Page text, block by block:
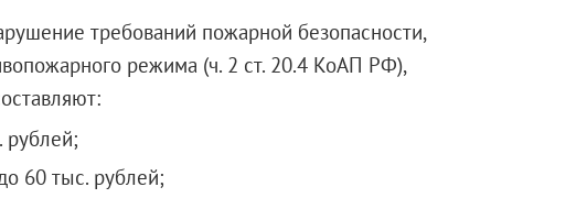
требований пожарной безопасности,
режима (ч. 2 ст. 20.4 КоАП РФ),
составляют:
рублей;
60 тыс. рублей;